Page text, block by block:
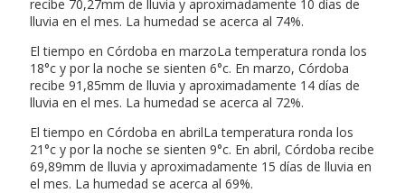
recibe 70,27mm de lluvia y aproximadamente 10 días de
lluvia en el mes. La humedad se acerca al 74%.
El tiempo en Córdoba en marzoLa temperatura ronda los
18°c y por la noche se sienten 6°c. En marzo, Córdoba
recibe 91,85mm de lluvia y aproximadamente 14 días de
lluvia en el mes. La humedad se acerca al 72%.
El tiempo en Córdoba en abrilLa temperatura ronda los
21°c y por la noche se sienten 9°c. En abril, Córdoba recibe
69,89mm de lluvia y aproximadamente 15 días de lluvia en
el mes. La humedad se acerca al 69%.